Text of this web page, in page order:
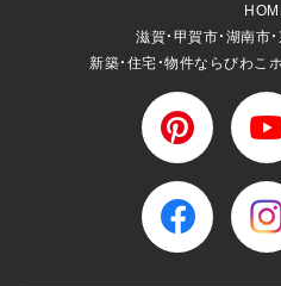
滋賀・甲賀市・湖南市
新築・住宅・物件ならびわこ